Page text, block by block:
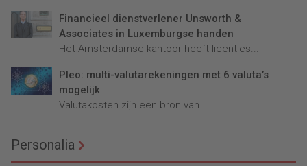
Financieel dienstverlener Unsworth &
Associates in Luxemburgse handen
Het Amsterdamse kantoor heeft licenties...
Pleo: multi-valutarekeningen met 6 valuta’s
mogelijk
Valutakosten zijn een bron van...
Personalia